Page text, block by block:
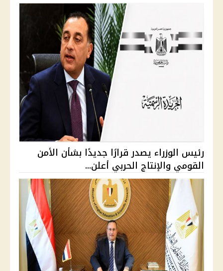
رئيس الوزراء يصدر قرارًا جديدًا بشأن الأمن
القومي والإنتاج الحربي أعلن...